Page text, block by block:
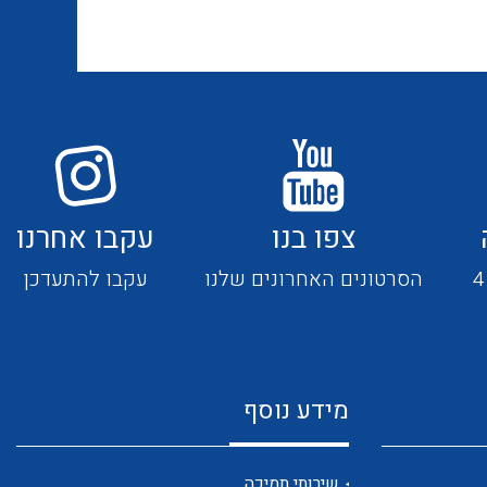
וכבלים
פסי צבירה 25 עד 6000 אמפר
כלי עבודה
אביזרי קצה – אינסטלציה
פאזי בזיווד מתכתי / פלסטי
ציוד קוטר 22 מ"מ וציוד קוטר 16
מ"מ
תיבות לחצנים תעשייתיים
צפו בנו
הסרטונים האחרונים שלנו
עקבו אחרנו
עקבו להתעדכן
מידע נוסף